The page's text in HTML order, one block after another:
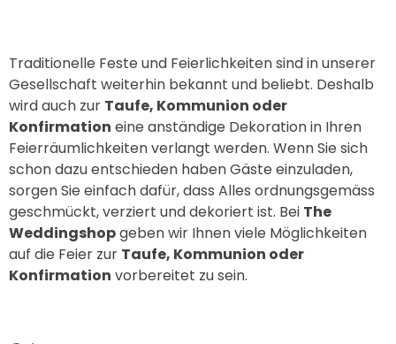
Traditionelle Feste und Feierlichkeiten sind in unserer
Gesellschaft weiterhin bekannt und beliebt. Deshalb
wird auch zur Taufe, Kommunion oder
Konfirmation eine anständige Dekoration in Ihren
Feierräumlichkeiten verlangt werden. Wenn Sie sich
schon dazu entschieden haben Gäste einzuladen,
sorgen Sie einfach dafür, dass Alles ordnungsgemäss
geschmückt, verziert und dekoriert ist. Bei The
Weddingshopgeben wir Ihnen viele Möglichkeiten
auf die Feier zur Taufe, Kommunion oder
Konfirmation vorbereitet zu sein.